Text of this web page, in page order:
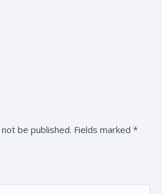
be published. Fields marked *